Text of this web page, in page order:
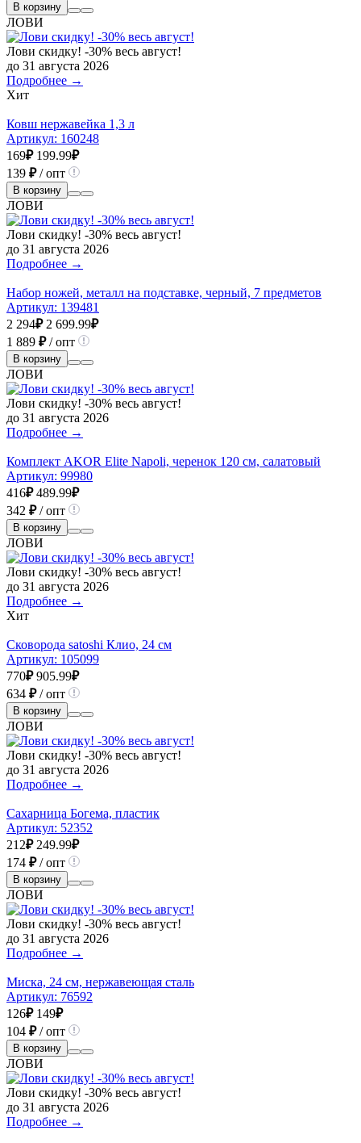
В корзину
ЛОВИ
Лови скидку! -30% весь август!
до 31 августа 2026
Подробнее →
Хит
Ковш нержавейка 1,3 л
Артикул: 160248
169₽ 199.99₽
139 ₽/ опт
В корзину
ЛОВИ
Лови скидку! -30% весь август!
до 31 августа 2026
Подробнее →
Набор ножей, металл на подставке, черный, 7 предметов
Артикул: 139481
2 294₽ 2 699.99₽
1 889 ₽/ опт
В корзину
ЛОВИ
Лови скидку! -30% весь август!
до 31 августа 2026
Подробнее →
Комплект AKOR Elite Napoli, черенок 120 см, салатовый
Артикул: 99980
416₽ 489.99₽
342 ₽/ опт
В корзину
ЛОВИ
Лови скидку! -30% весь август!
до 31 августа 2026
Подробнее →
Хит
Сковорода satoshi Клио, 24 см
Артикул: 105099
770₽ 905.99₽
634 ₽/ опт
В корзину
ЛОВИ
Лови скидку! -30% весь август!
до 31 августа 2026
Подробнее →
Сахарница Богема, пластик
Артикул: 52352
212₽ 249.99₽
174 ₽/ опт
В корзину
ЛОВИ
Лови скидку! -30% весь август!
до 31 августа 2026
Подробнее →
Миска, 24 см, нержавеющая сталь
Артикул: 76592
126₽ 149₽
104 ₽/ опт
В корзину
ЛОВИ
Лови скидку! -30% весь август!
до 31 августа 2026
Подробнее →